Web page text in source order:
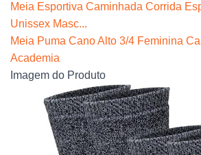
Meia Esportiva Caminhada Corrida
Unissex Masc...
Meia Puma Cano Alto 3/4 Feminina
Academia
Imagem do Produto